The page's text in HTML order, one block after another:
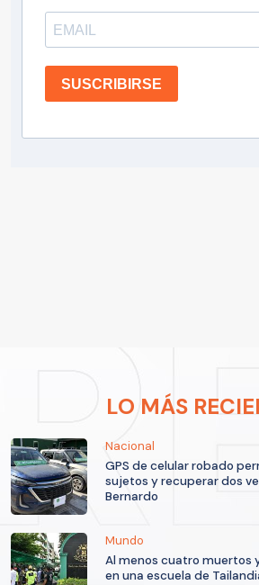
SUSCRIBIRSE
LO MÁS
Nacional
GPS de celular robado
sujetos y recuperar dos
Bernardo
Mundo
Al menos cuatro muertos
en una escuela de